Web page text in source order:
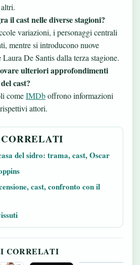
il cast nelle diverse stagioni?
variazioni, i personaggi centrali
mentre si introducono nuove
Laura De Santis dalla terza stagione.
ulteriori approfondimenti
cast?
comeIMDboffrono informazioni
attori.
del sidro: trama, cast, Oscar
cast, confronto con il
CORRELATI